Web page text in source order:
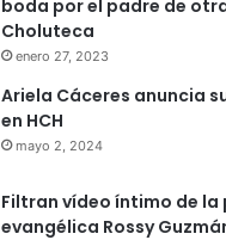
boda por el padre de
Choluteca
enero 27, 2023
Ariela Cáceres anuncia
en HCH
mayo 2, 2024
Filtran vídeo íntimo de
evangélica Rossy